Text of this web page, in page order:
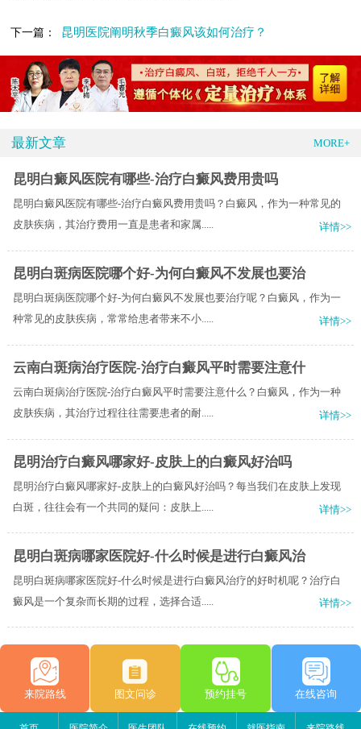
下一篇： 昆明医院阐明秋季白癜风该如何治疗？
最新文章 MORE+
昆明白癜风医院有哪些-治疗白癜风费用贵吗
昆明白癜风医院有哪些-治疗白癜风费用贵吗？白癜风，作为一种常见的
皮肤疾病，其治疗费用一直是患者和家属.....
详情>>
昆明白斑病医院哪个好-为何白癜风不发展也要治
昆明白斑病医院哪个好-为何白癜风不发展也要治疗呢？白癜风，作为一
种常见的皮肤疾病，常常给患者带来不小.....
详情>>
云南白斑病治疗医院-治疗白癜风平时需要注意什
云南白斑病治疗医院-治疗白癜风平时需要注意什么？白癜风，作为一种
皮肤疾病，其治疗过程往往需要患者的耐.....
详情>>
昆明治疗白癜风哪家好-皮肤上的白癜风好治吗
昆明治疗白癜风哪家好-皮肤上的白癜风好治吗？每当我们在皮肤上发现
白斑，往往会有一个共同的疑问：皮肤上.....
详情>>
昆明白斑病哪家医院好-什么时候是进行白癜风治
昆明白斑病哪家医院好-什么时候是进行白癜风治疗的好时机呢？治疗白
癜风是一个复杂而长期的过程，选择合适.....
详情>>
来院路线 图文问诊 预约挂号 在线咨询